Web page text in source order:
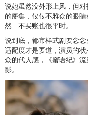
说她虽然没外形上风，但
的麇集，仅仅不雅众的眼
然，不买账也很平时。
说到底，都市样式剧要念
适配度才是要道，演员的
众的代入感，《蜜语纪》
影。